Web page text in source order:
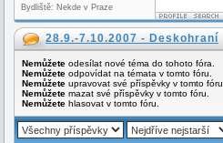
Bydliště: Nekde v Praze
28.9.-7.10.2007 - Deskohraní
Nemůžete odesílat nové téma do tohoto fóra.
Nemůžete odpovídat na témata v tomto fóru.
Nemůžete upravovat své příspěvky v tomto fóru.
Nemůžete mazat své příspěvky v tomto fóru.
Nemůžete hlasovat v tomto fóru.